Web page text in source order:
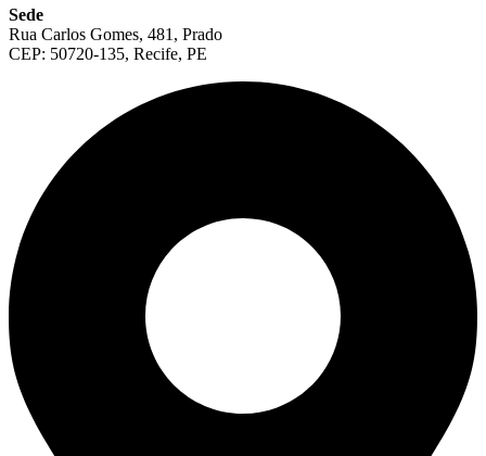
Sede
Rua Carlos Gomes, 481, Prado
CEP: 50720-135, Recife, PE